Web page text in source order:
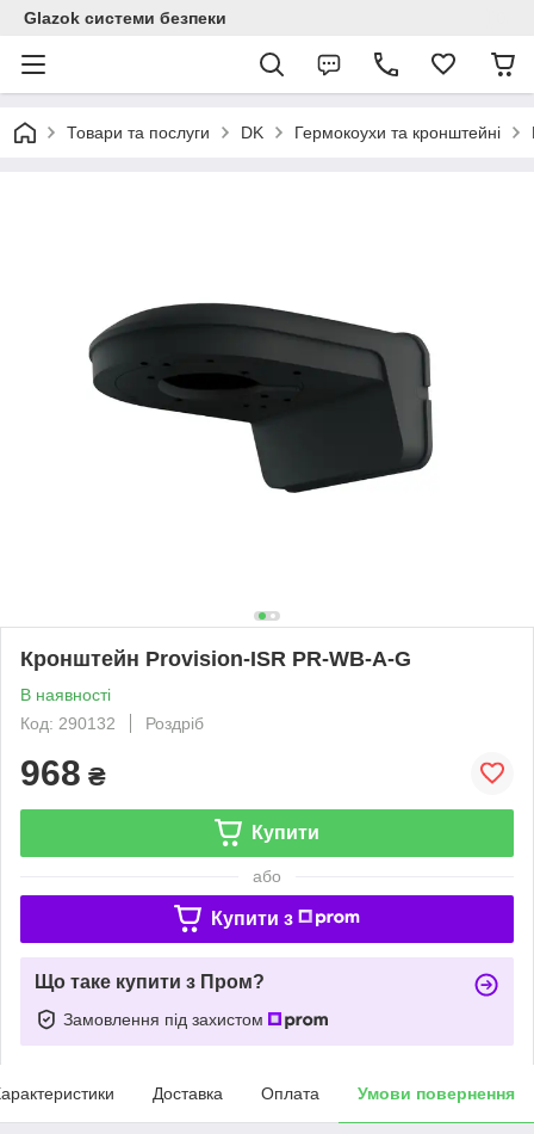
Glazok системи безпеки
Товари та послуги DK Гермокоухи та кронштейні
Кронштейн Provision-ISR PR-WB-A-G
В наявності
Код: 290132
Роздріб
968 ₴
Купити
або
Купити з
Що таке купити з Пром?
Замовлення під захистом
Доставка Оплата Умови повернення